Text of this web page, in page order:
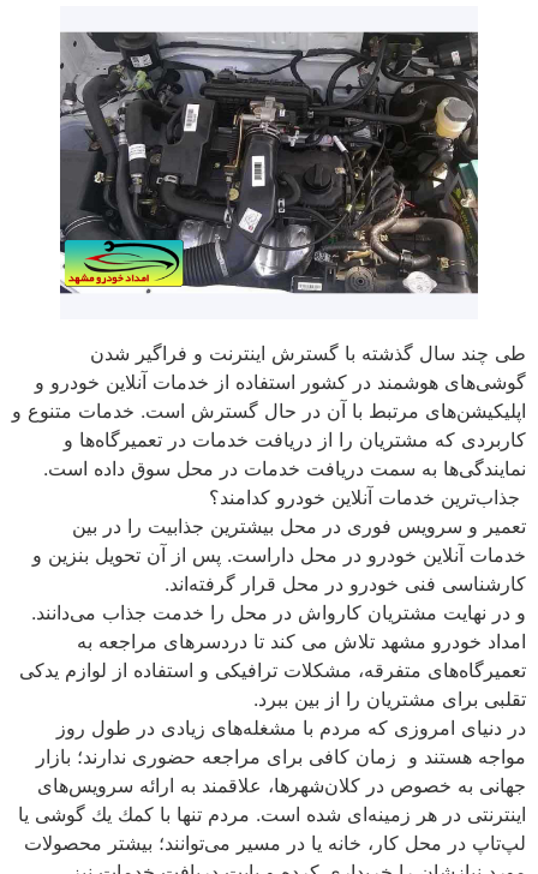
طی چند سال گذشته با گسترش اینترنت و فراگیر شدن
گوشی‌های هوشمند در كشور استفاده از خدمات آنلاین خودرو و
اپلیكیشن‌های مرتبط با آن در حال گسترش است. خدمات متنوع و
كاربردی كه مشتریان را از دریافت خدمات در تعمیرگاه‌ها و
نمایندگی‌ها به سمت دریافت خدمات در محل سوق داده است.
جذاب‌ترین خدمات آنلاین خودرو كدامند؟
تعمیر و سرویس فوری در محل بیشترین جذابیت را در بین
خدمات آنلاین خودرو در محل داراست. پس از آن تحویل بنزین و
كارشناسی فنی خودرو در محل قرار گرفته‌اند.
و در نهایت مشتریان كارواش در محل را خدمت جذاب می‌دانند.
امداد خودرو مشهد تلاش می كند تا دردسرهای مراجعه به
تعمیرگاه‌های متفرقه، مشكلات ترافیكی و استفاده از لوازم یدكی
تقلبی برای مشتریان را از بین ببرد.
در دنیای امروزی كه مردم با مشغله‌های زیادی در طول روز
مواجه هستند و زمان كافی برای مراجعه حضوری ندارند؛ بازار
جهانی به خصوص در كلان‌شهرها، علاقمند به ارائه سرویس‌های
اینترنتی در هر زمینه‌ای شده است. مردم تنها با كمك یك گوشی یا
لپ‌تاپ در محل كار، خانه یا در مسیر می‌توانند؛ بیشتر محصولات